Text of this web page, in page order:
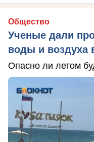
Общество
Ученые дали
воды и воздуха
Опасно ли летом